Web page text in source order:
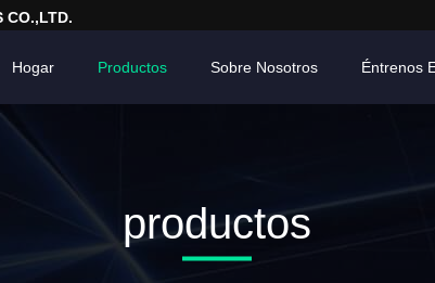
CO.,LTD.
Hogar Productos Sobre Nosotros Éntrenos
productos